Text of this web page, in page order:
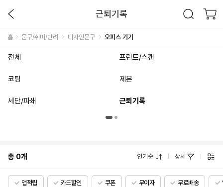
근퇴기록
홈 문구/취미/반려 디자인문구 오피스 기기
전체 프린트/스캔
코팅 제본
세단/파쇄 근퇴기록
총 0개 인기순 상세
앱적립 카드할인 쿠폰 무이자 무료배송